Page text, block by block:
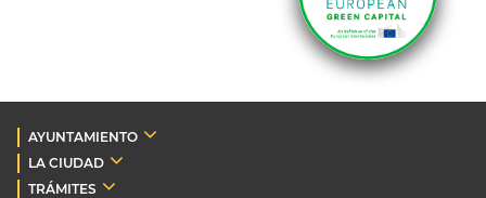
AYUNTAMIENTO
LA CIUDAD
TRÁMITES